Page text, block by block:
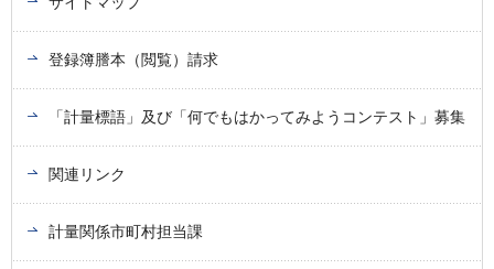
登録簿謄本（閲覧）請求
「計量標語」及び「何でもはかってみようコンテスト」募集
関連リンク
計量関係市町村担当課